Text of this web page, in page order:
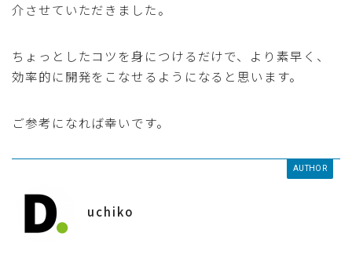
介させていただきました。
ちょっとしたコツを身につけるだけで、より素早く、
効率的に開発をこなせるようになると思います。
ご参考になれば幸いです。
AUTHOR
uchiko